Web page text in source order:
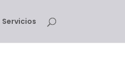
Servicios